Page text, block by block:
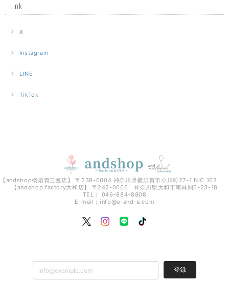
Link
X
Instagram
LINE
TikTok
【andshop横須賀三笠店】 〒238-0004 神奈川県横須賀市小川町27-1 NIC 103
【andshop factory大和店】 〒242-0006 神奈川県大和市南林間6-23-18
TEL： 046-884-8808
E-mail： info@u-and-a.com
登録